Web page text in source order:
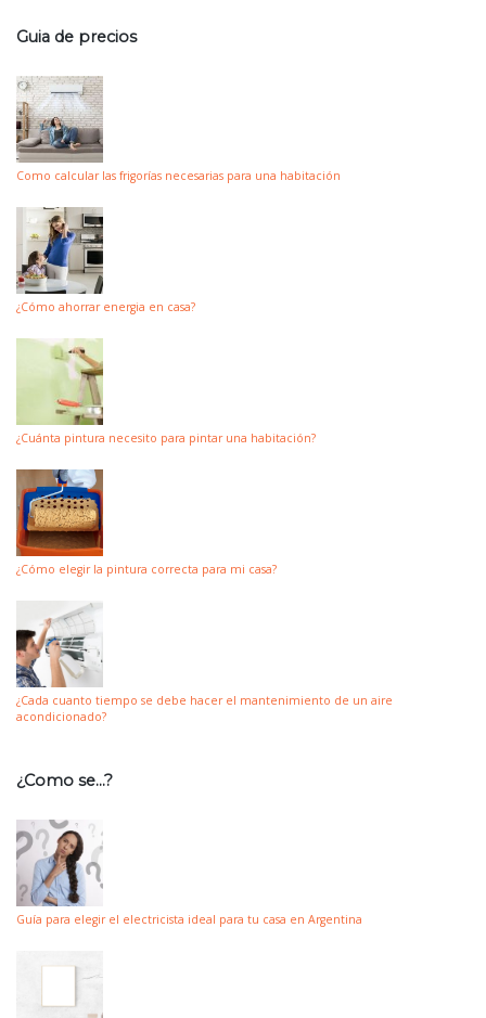
Guia de precios
Como calcular las frigorías necesarias para una habitación
¿Cómo ahorrar energia en casa?
¿Cuánta pintura necesito para pintar una habitación?
¿Cómo elegir la pintura correcta para mi casa?
¿Cada cuanto tiempo se debe hacer el mantenimiento de un aire
acondicionado?
¿Como se…?
Guía para elegir el electricista ideal para tu casa en Argentina